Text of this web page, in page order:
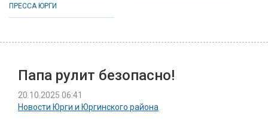
ПРЕССА ЮРГИ
Папа рулит безопасно!
20.10.2025 06:41
Новости Юрги и Юргинского района